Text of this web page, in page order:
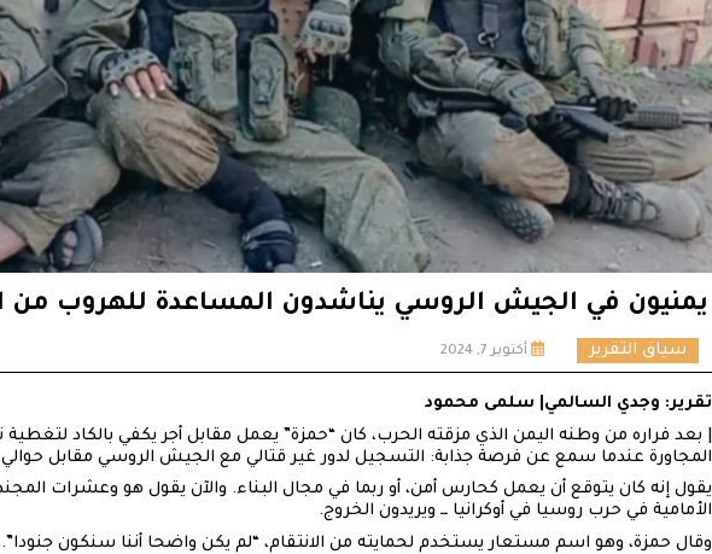
يمنيون في الجيش الروسي يناشدون المساعدة للهروب من
سياق التقرير أكتوبر 7, 2024
تقرير: وجدي السالمي| سلمى محمود
| بعد فراره من وطنه اليمن الذي مزقته الحرب، كان “حمزة” يعمل مقابل أجر يكفي بالكاد
المجاورة عندما سمع عن فرصة جذابة: التسجيل لدور غير قتالي مع الجيش الروسي مقابل حوالي 3000 دولار شهريًا.
يقول إنه كان يتوقع أن يعمل كحارس أمن، أو ربما في مجال البناء. والآن يقول هو وعشرات
الأمامية في حرب روسيا في أوكرانيا ــ ويريدون الخروج.
وقال حمزة، وهو اسم مستعار يستخدم لحمايته من الانتقام، “لم يكن واضحا أننا سنكون جنودا”.